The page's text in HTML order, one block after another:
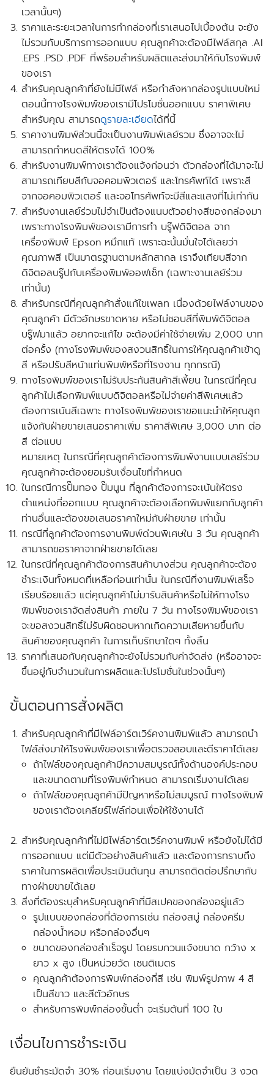
เวลานั้นๆ)
ราคาและระยะเวลาในการทำกล่องที่เราเสนอไปเบื้องต้น จะยัง
ไม่รวมกับบริการการออกแบบ คุณลูกค้าจะต้องมีไฟล์สกุล .AI
.EPS .PSD .PDF ที่พร้อมสำหรับผลิตและส่งมาให้กับโรงพิมพ์
ของเรา
สำหรับคุณลูกค้าที่ยังไม่มีไฟล์ หรือกำลังหากล่องรูปแบบใหม่
ตอนนี้ทางโรงพิมพ์ของเรามีโปรโมชั่นออกแบบ ราคาพิเศษ
สำหรับคุณ สามารถดูรายละเอียดได้ที่นี้
ราคางานพิมพ์ส่วนนี้จะเป็นงานพิมพ์เลย์รวม ซึ่งอาจจะไม่
สามารถกำหนดสีให้ตรงได้ 100%
สำหรับงานพิมพ์ทางเราต้องแจ้งก่อนว่า ตัวกล่องที่ได้มาจะไม่
สามารถเทียบสีกับจอคอมพิวเตอร์ และโทรศัพท์ได้ เพราะสี
จากจอคอมพิวเตอร์ และจอโทรศัพท์จะมีสีและแสงที่ไม่เท่ากัน
สำหรับงานเลย์ร่วมไม่จำเป็นต้องแนบตัวอย่างสีของกล่องมา
เพราะทางโรงพิมพ์ของเรามีการทำ บรู๊ฟดิจิตอล จาก
เครื่องพิมพ์ Epson หมึกแท้ เพราะฉะนั้นมั่นใจได้เลยว่า
คุณภาพสี เป็นมาตรฐานตามหลักสากล เราจึงเทียบสีจาก
ดิจิตอลบรู๊ปกับเครื่องพิมพ์ออฟเซ็ท (เฉพาะงานเลย์ร่วม
เท่านั้น)
สำหรับกรณีที่คุณลูกค้าสั่งแก้ไขเพลท เนื่องด้วยไฟล์งานของ
คุณลูกค้า มีตัวอักษรขาดหาย หรือไม่ชอบสีที่พิมพ์ดิจิตอล
บรู๊ฟมาแล้ว อยากจะแก้ไข จะต้องมีค่าใช้จ่ายเพิ่ม 2,000 บาท
ต่อครั้ง(ทางโรงพิมพ์ของสงวนสิทธิ์ในการให้คุณลูกค้าเข้าดู
สี หรือปรับสีหน้าแท่นพิมพ์หรือที่โรงงาน ทุกกรณี)
ทางโรงพิมพ์ของเราไม่รับประกันสินค้าสีเพี้ยน ในกรณีที่คุณ
ลูกค้าไม่เลือกพิมพ์แบบดิจิตอลหรือไม่จ่ายค่าสีพิเศษแล้ว
ต้องการเน้นสีเฉพาะ ทางโรงพิมพ์ของเราขอแนะนำให้คุณลูก
แจ้งกับฝ่ายขายเสนอราคาเพิ่ม ราคาสีพิเศษ 3,000 บาท ต่อ
สี ต่อแบบ
หมายเหตุ ในกรณีที่คุณลูกค้าต้องการพิมพ์งานแบบเลย์ร่วม
คุณลูกค้าจะต้องยอมรับเงื่อนไขที่กำหนด
ในกรณีการปั๊มทอง ปั๊มนูน ที่ลูกค้าต้องการจะเน้นให้ตรง
ตำแหน่งที่ออกแบบ คุณลูกค้าจะต้องเลือกพิมพ์แยกกับลูกค้า
ท่านอื่นและต้องขอเสนอราคาใหม่กับฝ่ายขาย เท่านั้น
กรณีที่ลูกค้าต้องการงานพิมพ์ด่วนพิเศษใน 3 วัน คุณลูกค้า
สามารถขอราคาจากฝ่ายขายได้เลย
ในกรณีที่คุณลูกค้าต้องการสินค้าบางส่วน คุณลูกค้าจะต้อง
ชำระเงินทั้งหมดที่เหลือก่อนเท่านั้น ในกรณีที่งานพิมพ์เสร็จ
เรียบร้อยแล้ว แต่คุณลูกค้าไม่มารับสินค้าหรือไม่ให้ทางโรง
พิมพ์ของเราจัดส่งสินค้า ภายใน 7 วัน ทางโรงพิมพ์ของเรา
จะขอสงวนสิทธิ์ไม่รับผิดชอบหากเกิดความเสียหายขึ้นกับ
สินค้าของคุณลูกค้า ในการเก็บรักษาใดๆ ทั้งสิ้น
ราคาที่เสนอกับคุณลูกค้าจะยังไม่รวมกับค่าจัดส่ง(หรืออาจจะ
ขึ้นอยู่กับจำนวนในการผลิตและโปรโมชั่นในช่วงนั้นๆ)
ขั้นตอนการสั่งผลิต
สำหรับคุณลูกค้าที่มีไฟล์อาร์ตเวิร์คงานพิมพ์แล้ว สามารถนำ
ไฟล์ส่งมาให้โรงพิมพ์ของเราเพื่อตรวจสอบและตีราคาได้เลย
ถ้าไฟล์ของคุณลูกค้ามีความสมบูรณ์ทั้งด้านองค์ประกอบ
และขนาดตามที่โรงพิมพ์กำหนด สามารถเริ่มงานได้เลย
ถ้าไฟล์ของคุณลูกค้ามีปัญหาหรือไม่สมบูรณ์ ทางโรงพิมพ์
ของเราต้องเคลียร์ไฟล์ก่อนเพื่อให้ใช้งานได้
สำหรับคุณลูกค้าที่ไม่มีไฟล์อาร์ตเวิร์คงานพิมพ์ หรือยังไม่ได้มี
การออกแบบ แต่มีตัวอย่างสินค้าแล้ว และต้องการทราบถึง
ราคาในการผลิตเพื่อประเมินต้นทุน สามารถติดต่อปรึกษากับ
ทางฝ่ายขายได้เลย
สิ่งที่ต้องระบุสำหรับคุณลูกค้าที่มีสเปคของกล่องอยู่แล้ว
รูปแบบของกล่องที่ต้องการเช่น กล่องสบู่ กล่องครีม
กล่องน้ำหอม หรือกล่องอื่นๆ
ขนาดของกล่องสำเร็จรูป โดยรบกวนแจ้งขนาด กว้าง x
ยาว x สูง เป็นหน่วยวัด เซนติเมตร
คุณลูกค้าต้องการพิมพ์กล่องกี่สี เช่น พิมพ์รูปภาพ 4 สี
เป็นสีขาว และสีตัวอักษร
สำหรับการพิมพ์กล่องขั้นต่ำ จะเริ่มต้นที่ 100 ใบ
เงื่อนไขการชำระเงิน
ยืนยันชำระมัดจำ 30% ก่อนเริ่มงาน โดยแบ่งมัดจำเป็น 3 งวด